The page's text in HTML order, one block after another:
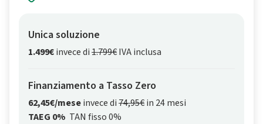
Unica soluzione
1.499€invece di1.799€IVA inclusa
Finanziamento a Tasso Zero
62,45€/meseinvece di74,95€in 24 mesi
TAEG 0% TAN fisso 0%